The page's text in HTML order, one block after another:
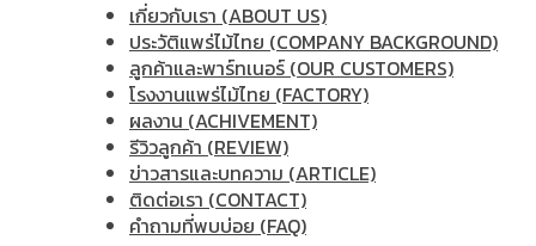
เกี่ยวกับเรา (ABOUT US)
ประวัติแพร่ไม้ไทย (COMPANY BACKGROUND)
ลูกค้าและพาร์ทเนอร์ (OUR CUSTOMERS)
โรงงานแพร่ไม้ไทย (FACTORY)
ผลงาน (ACHIVEMENT)
รีวิวลูกค้า (REVIEW)
ข่าวสารและบทความ (ARTICLE)
ติดต่อเรา (CONTACT)
คำถามที่พบบ่อย (FAQ)